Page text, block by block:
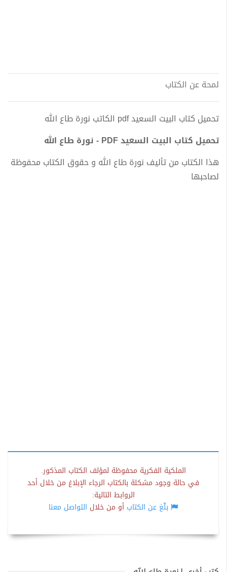
لمحة عن الكتاب
تحميل كتاب البيت السعيد pdf الكاتب نورة طاع الله
تحميل كتاب البيت السعيد PDF - نورة طاع الله
هذا الكتاب من تأليف نورة طاع الله و حقوق الكتاب محفوظة
لصاحبها
الملكية الفكرية محفوظة لمؤلف الكتاب المذكور.
في حالة وجود مشكلة بالكتاب الرجاء الإبلاغ من خلال أحد
الروابط التالية:
بلّغ عن الكتاب أو من خلال التواصل معنا